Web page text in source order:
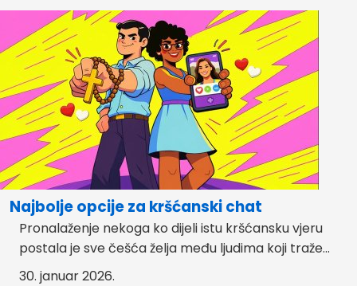
Najbolje opcije za kršćanski chat
Pronalaženje nekoga ko dijeli istu kršćansku vjeru
postala je sve češća želja među ljudima koji traže...
30. januar 2026.